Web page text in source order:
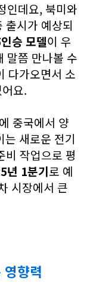
인데요, 북미와
출시가 예상되
승 모델이 우
말쯤 만나볼 수
다가오면서 소
요.
에 중국에서 양
새로운 전기
비 작업으로 평
년 1분기로 예
시장에서 큰
향력